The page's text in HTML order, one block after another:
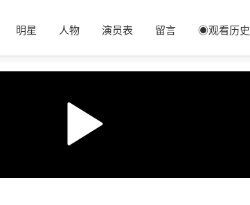
明星 人物 演员表 留言 ◉观看历史